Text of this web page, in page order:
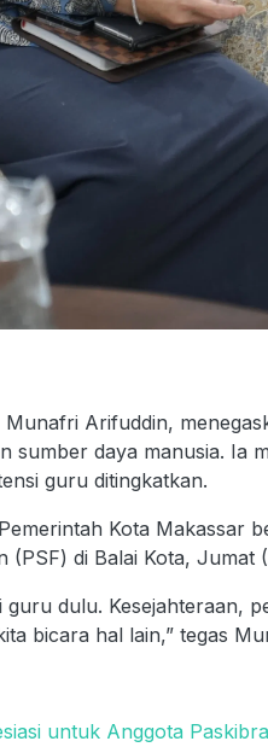
Arifuddin,
daya manusia. Ia
guru ditingkatkan.
Kota Makassar
di Balai Kota, Jumat
dulu. Kesejahteraan,
bicara hal lain,” tegas
untuk Anggota